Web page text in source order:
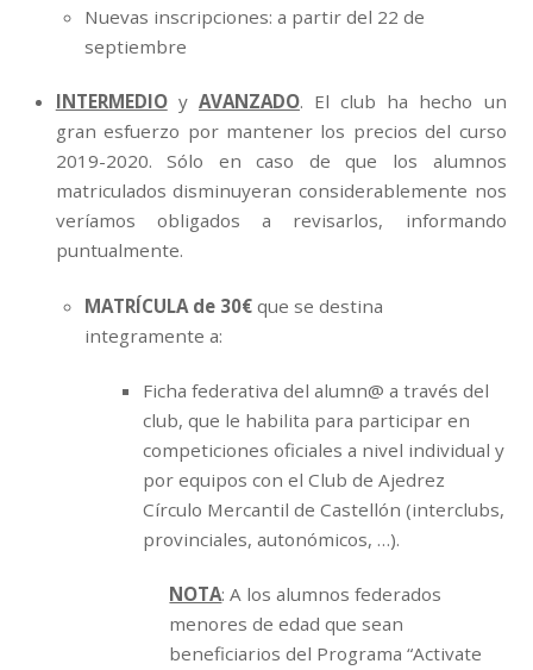
Nuevas inscripciones: a partir del 22 de
septiembre
INTERMEDIOy AVANZADO. El club ha hecho un
gran esfuerzo por mantener los precios del curso
2019-2020. Sólo en caso de que los alumnos
matriculados disminuyeran considerablemente nos
veríamos obligados a revisarlos, informando
puntualmente.
MATRÍCULA de 30€ que se destina
integramente a:
Ficha federativa del alumn@ a través del
club, que le habilita para participar en
competiciones oficiales a nivel individual y
por equipos con el Club de Ajedrez
Círculo Mercantil de Castellón (interclubs,
provinciales, autonómicos, …).
NOTA: A los alumnos federados
menores de edad que sean
beneficiarios del Programa “Activate